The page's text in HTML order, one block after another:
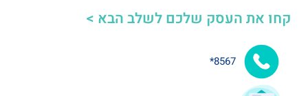
בניית קהילה ושיתופי פעולה
קחו את העסק שלכם לשלב הבא >
8567*